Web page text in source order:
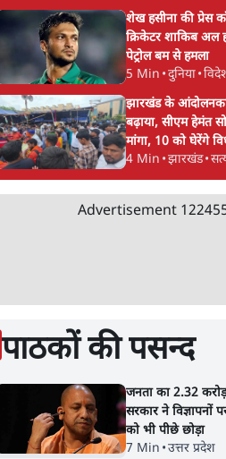
शेख हसीना की प्रेस
क्रिकेटर शाकिब अल
पेट्रोल बम से हमला
5 Min •दुनिया•
झारखंड के
बढ़ाया, सीएम हेमंत
मांगा, 10 को घेरेंगे
4 Min •झारखंड•
Advertisement
पाठकों की पसन्द
जनता का 2.32 करोड़
सरकार ने विज्ञापनों
को भी पीछे छोड़ा
7 Min •उत्तर प्रदेश